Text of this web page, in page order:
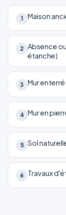
1 Maison
2 Absence
étanche)
3 Mur
4 Mur en
5 Sol
6 Travaux